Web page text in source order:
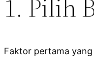
1. Pilih
Faktor pertama